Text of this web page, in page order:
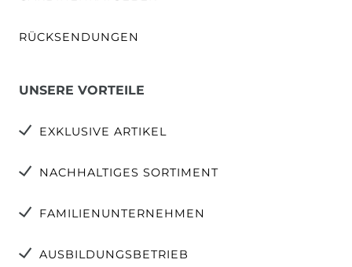
RÜCKSENDUNGEN
UNSERE VORTEILE
EXKLUSIVE ARTIKEL
NACHHALTIGES SORTIMENT
FAMILIENUNTERNEHMEN
AUSBILDUNGSBETRIEB